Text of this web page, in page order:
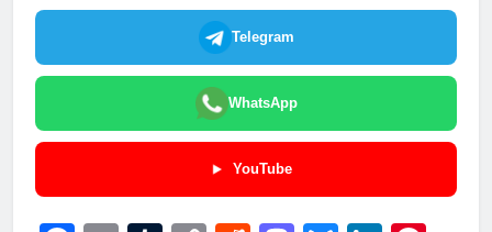
Telegram
WhatsApp
YouTube